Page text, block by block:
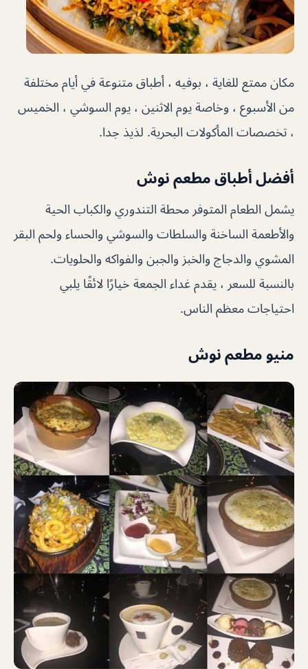
مكان ممتع للغاية ، بوفيه ، أطباق متنوعة في أيام مختلفة
من الأسبوع ، وخاصة يوم الاثنين ، يوم السوشي ، الخميس
، تخصصات المأكولات البحرية. لذيذ جدا.
أفضل أطباق مطعم نوش
يشمل الطعام المتوفر محطة التندوري والكباب الحية
والأطعمة الساخنة والسلطات والسوشي والحساء ولحم البقر
المشوي والدجاج والخبز والجبن والفواكه والحلويات.
بالنسبة للسعر ، يقدم غداء الجمعة خيارًا لائقًا يلبي
احتياجات معظم الناس.
منيو مطعم نوش